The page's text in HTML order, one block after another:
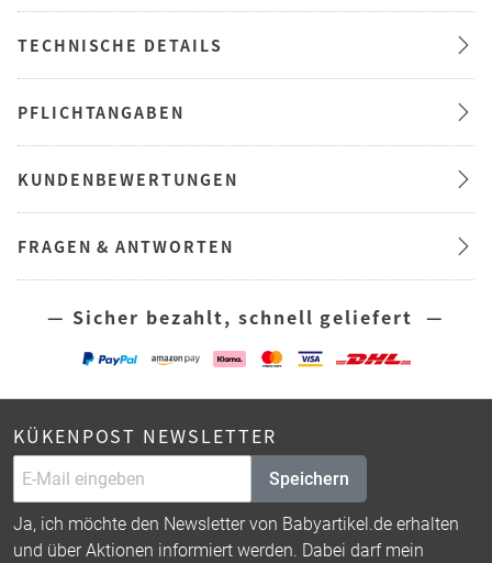
TECHNISCHE DETAILS
PFLICHTANGABEN
KUNDENBEWERTUNGEN
FRAGEN & ANTWORTEN
— Sicher bezahlt, schnell geliefert —
KÜKENPOST NEWSLETTER
Speichern
Ja, ich möchte den Newsletter von Babyartikel.de erhalten
und über Aktionen informiert werden. Dabei darf mein